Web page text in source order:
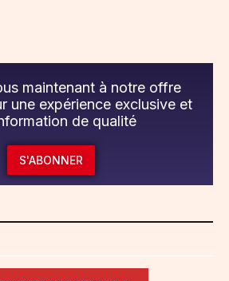
maintenant à notre offre
une expérience exclusive et
de qualité
S'ABONNER